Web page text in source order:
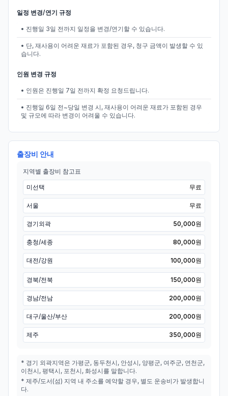
일정 변경/연기 규정
• 진행일 3일 전까지 일정을 변경/연기할 수 있습니다.
• 단, 재사용이 어려운 재료가 포함된 경우, 청구 금액이 발생할 수 있
습니다.
인원 변경 규정
• 인원은 진행일 7일 전까지 확정 요청드립니다.
• 진행일 6일 전~당일 변경 시, 재사용이 어려운 재료가 포함된 경우
및 규모에 따라 변경이 어려울 수 있습니다.
출장비 안내
지역별 출장비 참고표
미선택 무료
서울 무료
경기외곽 50,000원
충청/세종 80,000원
대전/강원 100,000원
경북/전북 150,000원
경남/전남 200,000원
대구/울산/부산 200,000원
제주 350,000원
* 경기 외곽지역은 가평군, 동두천시, 안성시, 양평군, 여주군, 연천군,
이천시, 평택시, 포천시, 화성시를 말합니다.
* 제주/도서(섬) 지역 내 주소를 예약할 경우, 별도 운송비가 발생합니
다.